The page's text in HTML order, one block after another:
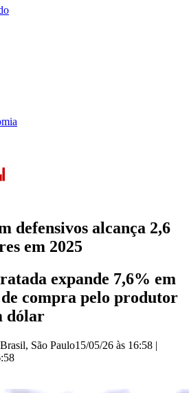
defensivos alcança 2,6
em 2025
expande 7,6% em
compra pelo produtor
dólar
, São Paulo15/05/26 às 16:58 |